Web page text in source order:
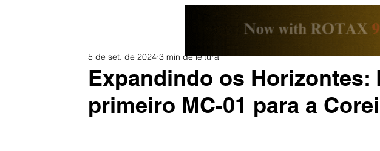
Expandindo os Horizontes:
primeiro MC-01 para a
5 de set. de 2024 3 min de leitura